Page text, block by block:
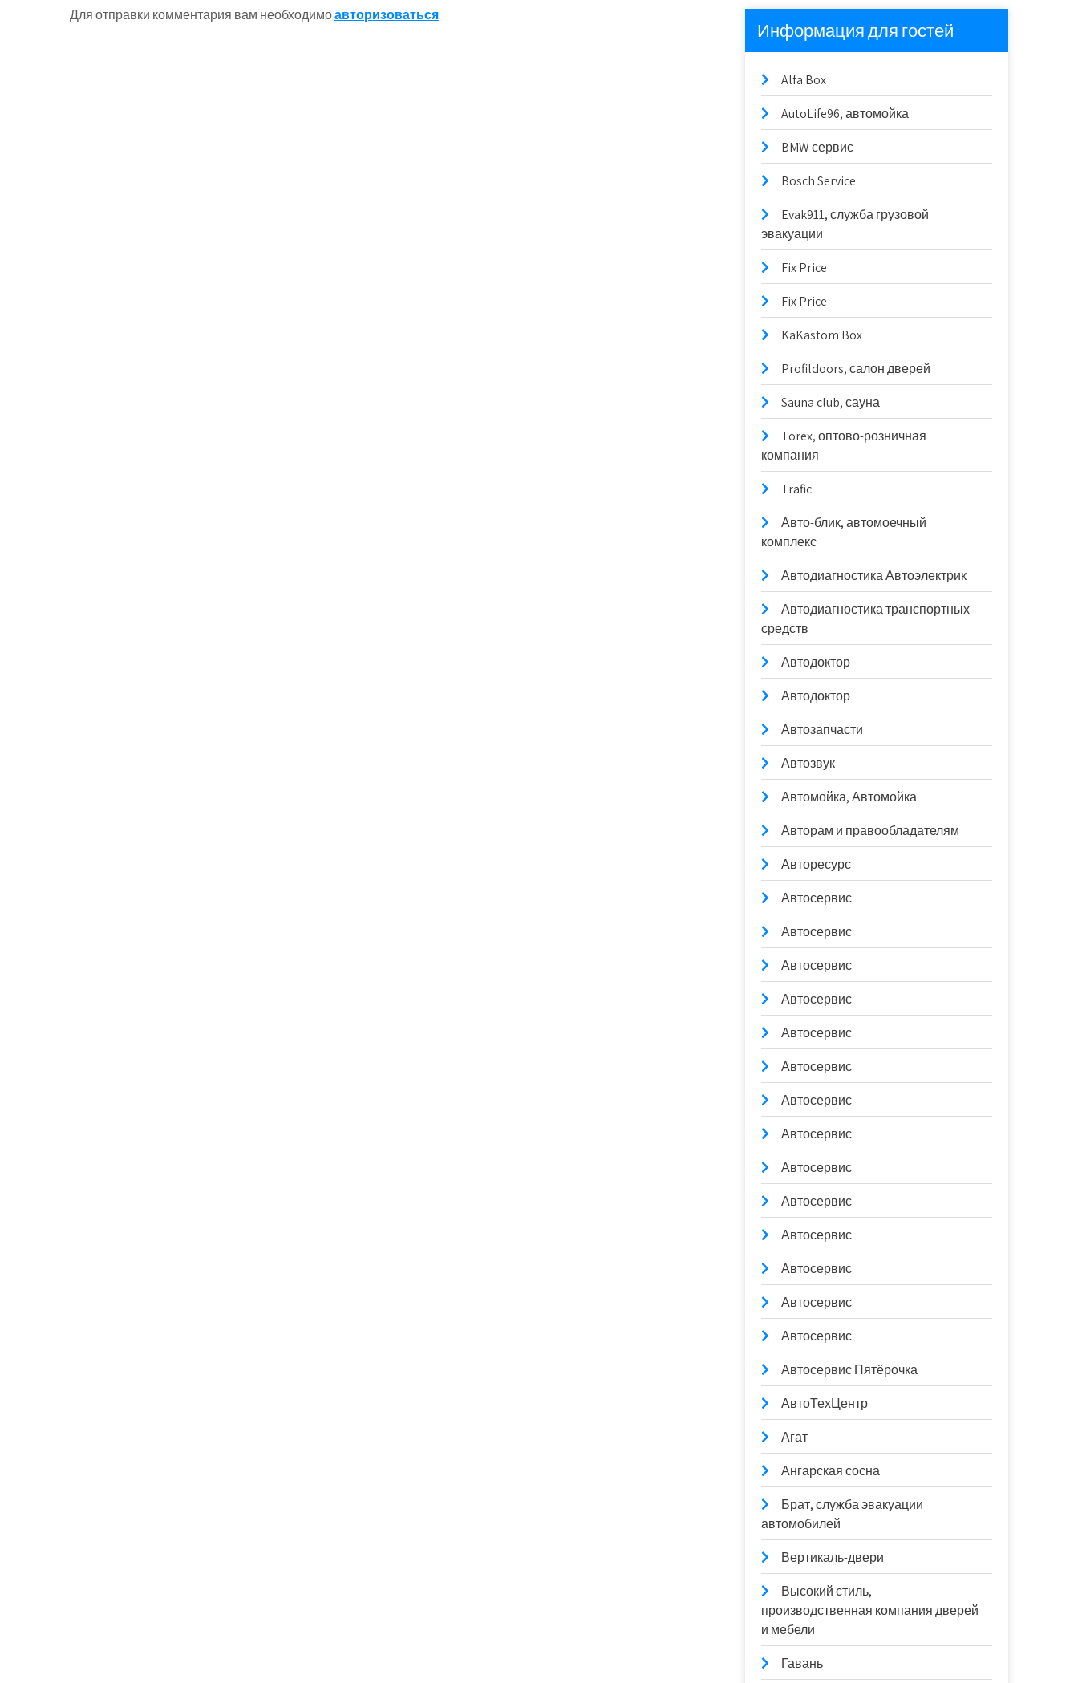
Для отправки комментария вам необходимоавторизоваться.
Информация для гостей
Alfa Box
AutoLife96, автомойка
BMW сервис
Bosch Service
Evak911, служба грузовой
эвакуации
Fix Price
Fix Price
KaKastom Box
Profildoors, салон дверей
Sauna club, сауна
Torex, оптово-розничная
компания
Trafic
Авто-блик, автомоечный
комплекс
Автодиагностика Автоэлектрик
Автодиагностика транспортных
средств
Автодоктор
Автодоктор
Автозапчасти
Автозвук
Автомойка, Автомойка
Авторам и правообладателям
Авторесурс
Автосервис
Автосервис
Автосервис
Автосервис
Автосервис
Автосервис
Автосервис
Автосервис
Автосервис
Автосервис
Автосервис
Автосервис
Автосервис
Автосервис
Автосервис Пятёрочка
АвтоТехЦентр
Агат
Ангарская сосна
Брат, служба эвакуации
автомобилей
Вертикаль-двери
Высокий стиль,
производственная компания дверей
и мебели
Гавань